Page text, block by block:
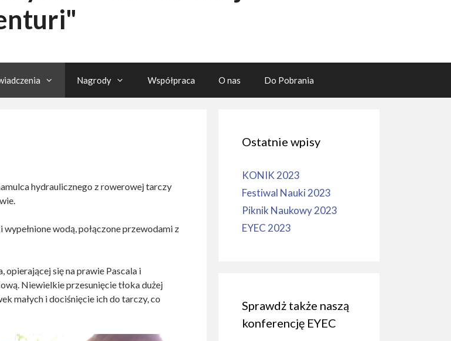
Nagrody Współpraca O nas Do Pobrania
hydraulicznego z rowerowej tarczy
wodą, połączone przewodami z
opierającej się na prawie Pascala i
Niewielkie przesunięcie tłoka dużej
małych i dociśnięcie ich do tarczy, co
Ostatnie wpisy
KONIK 2023
Festiwal Nauki 2023
Piknik Naukowy 2023
EYEC 2023
Sprawdż także naszą
konferencję EYEC